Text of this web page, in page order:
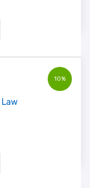
10%